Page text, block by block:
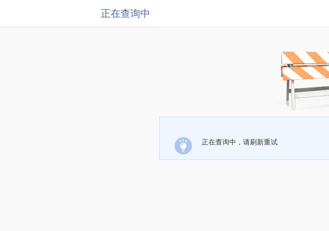
正在查询中
正在查询中，请刷新重试